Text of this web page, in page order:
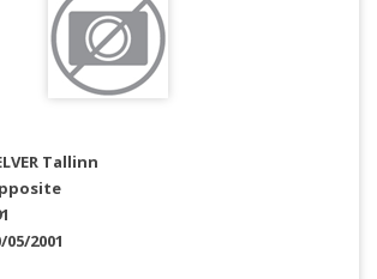
Tallinn
05/2001